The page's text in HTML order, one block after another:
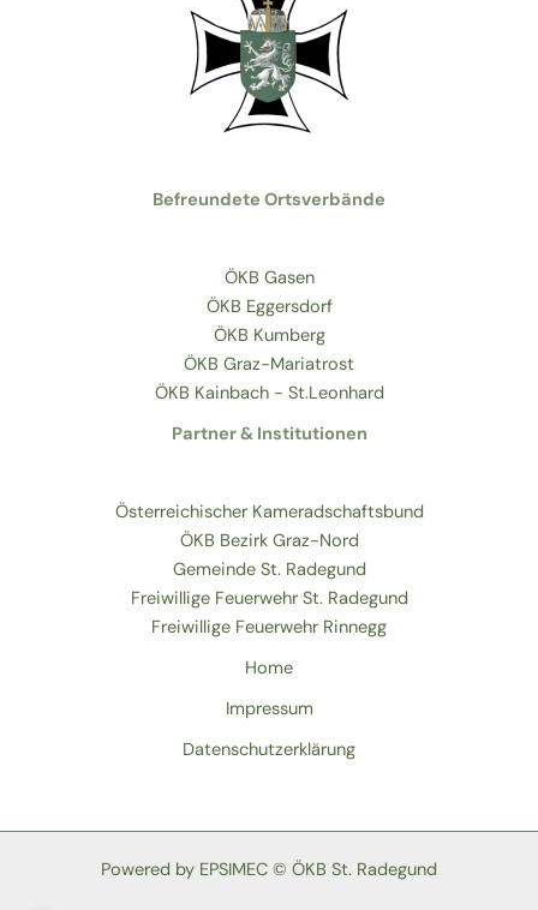
Befreundete Ortsverbände
ÖKB Gasen
ÖKB Eggersdorf
ÖKB Kumberg
ÖKB Graz-Mariatrost
ÖKB Kainbach - St.Leonhard
Partner & Institutionen
Österreichischer Kameradschaftsbund
ÖKB Bezirk Graz-Nord
Gemeinde St. Radegund
Freiwillige Feuerwehr St. Radegund
Freiwillige Feuerwehr Rinnegg
Home
Impressum
Datenschutzerklärung
Powered by EPSIMEC © ÖKB St. Radegund